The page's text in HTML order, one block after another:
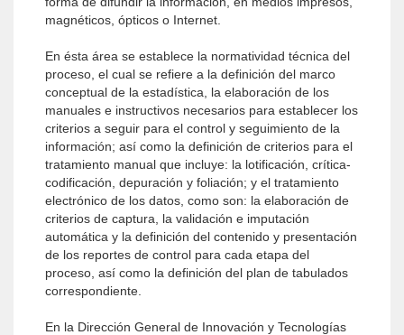
magnéticos, ópticos o Internet.
En ésta área se establece la normatividad técnica del
proceso, el cual se refiere a la definición del marco
conceptual de la estadística, la elaboración de los
manuales e instructivos necesarios para establecer los
criterios a seguir para el control y seguimiento de la
información; así como la definición de criterios para el
tratamiento manual que incluye: la lotificación, crítica-
codificación, depuración y foliación; y el tratamiento
electrónico de los datos, como son: la elaboración de
criterios de captura, la validación e imputación
automática y la definición del contenido y presentación
de los reportes de control para cada etapa del
proceso, así como la definición del plan de tabulados
correspondiente.
En la Dirección General de Innovación y Tecnologías